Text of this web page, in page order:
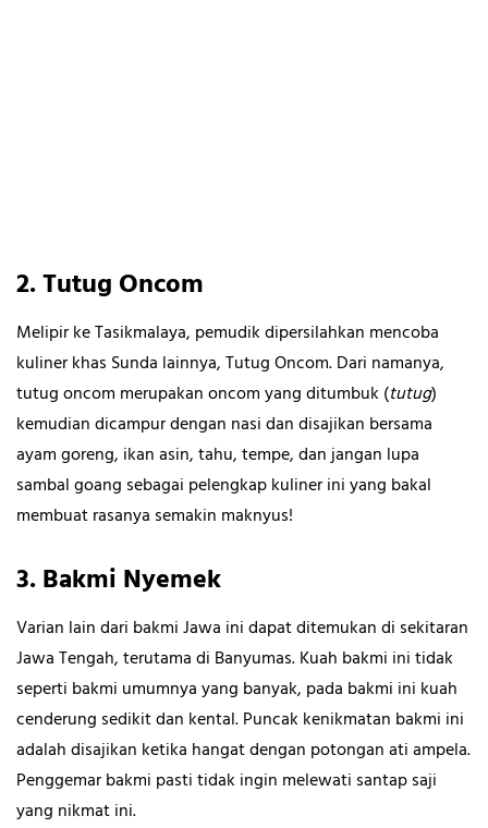
2.Tutug Oncom
Melipir ke Tasikmalaya, pemudik dipersilahkan mencoba
kuliner khas Sunda lainnya, Tutug Oncom. Dari namanya,
tutug oncom merupakan oncom yang ditumbuk (tutug)
kemudian dicampur dengan nasi dan disajikan bersama
ayam goreng, ikan asin, tahu, tempe, dan jangan lupa
sambal goang sebagai pelengkap kuliner ini yang bakal
membuat rasanya semakin maknyus!
3. Bakmi Nyemek
Varian lain dari bakmi Jawa ini dapat ditemukan di sekitaran
Jawa Tengah, terutama di Banyumas. Kuah bakmi ini tidak
seperti bakmi umumnya yang banyak, pada bakmi ini kuah
cenderung sedikit dan kental. Puncak kenikmatan bakmi ini
adalah disajikan ketika hangat dengan potongan ati ampela.
Penggemar bakmi pasti tidak ingin melewati santap saji
yang nikmat ini.